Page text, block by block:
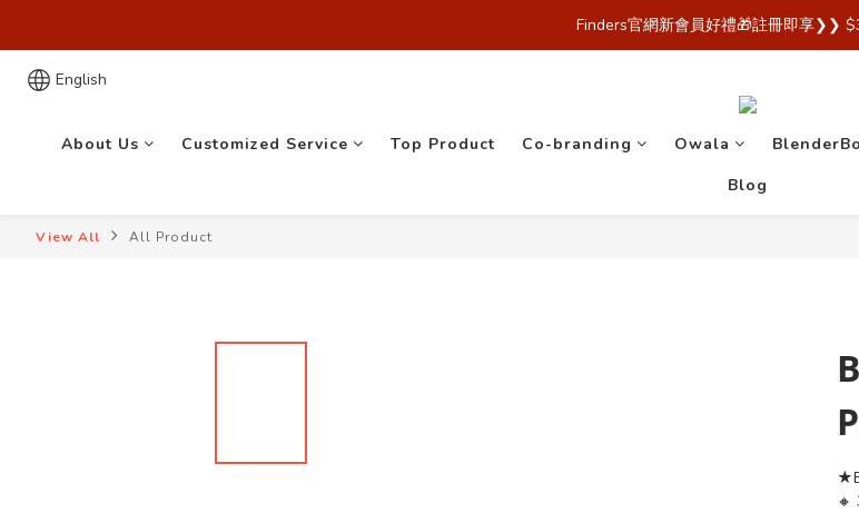
歡迎來到 Finders🎉【Blender Bottle x Owala 台灣官方代
Finders官網新會員好禮🎁註冊即享❯❯
English
About Us Customized Service Top Product Co-branding Owala
Blog
View All All Product
🔸